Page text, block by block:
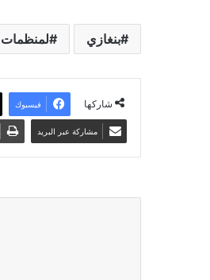
بنغازي لمنظمات
شاركها فيسبوك
مشاركة عبر البريد